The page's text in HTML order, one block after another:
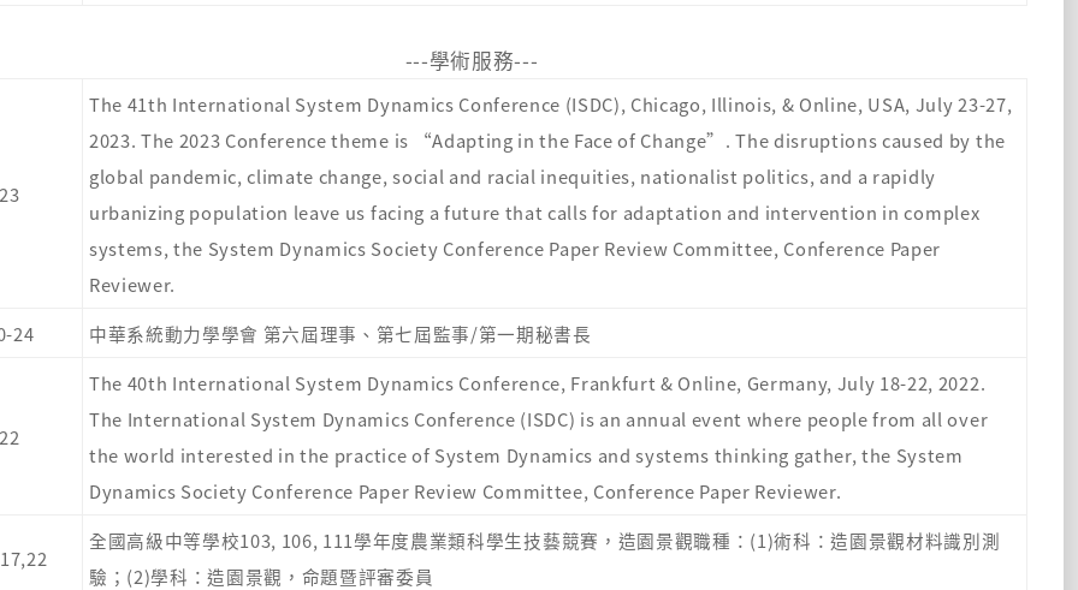
---學術服務---
The 41th International System Dynamics Conference (ISDC), Chicago, Illinois, & Online, USA, July 23-27,
2023. The 2023 Conference theme is “Adapting in the Face of Change”. The disruptions caused by the
global pandemic, climate change, social and racial inequities, nationalist politics, and a rapidly
urbanizing population leave us facing a future that calls for adaptation and intervention in complex
systems, the System Dynamics Society Conference Paper Review Committee, Conference Paper
Reviewer.
24
中華系統動力學學會 第六屆理事、第七屆監事/第一期秘書長
The 40th International System Dynamics Conference, Frankfurt & Online, Germany, July 18-22, 2022.
The International System Dynamics Conference (ISDC) is an annual event where people from all over
the world interested in the practice of System Dynamics and systems thinking gather, the System
Dynamics Society Conference Paper Review Committee, Conference Paper Reviewer.
全國高級中等學校103, 106, 111學年度農業類科學生技藝競賽，造園景觀職種：(1)術科：造園景觀材料識別測
驗；(2)學科：造園景觀，命題暨評審委員